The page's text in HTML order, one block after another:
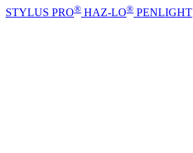
STYLUS PRO® HAZ-LO® PENLIGHT